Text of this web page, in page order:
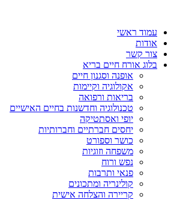
עמוד ראשי
אודות
צור קשר
בלוג אורח חיים בריא
אופנה וסגנון חיים
אקולוגיה וקיימות
בריאות ורפואה
טכנולוגיה וחדשנות בחיים האישיים
יופי ואסתטיקה
יחסים חברתיים וחברותיות
כושר וספורט
משפחה וזוגיות
נפש ורוח
פנאי ותרבות
קולינריה ומתכונים
קריירה והצלחה אישית